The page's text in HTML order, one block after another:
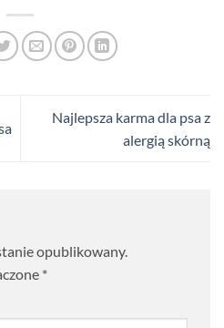
Najlepsza karma dla psa z
alergią skórną
opublikowany.
*